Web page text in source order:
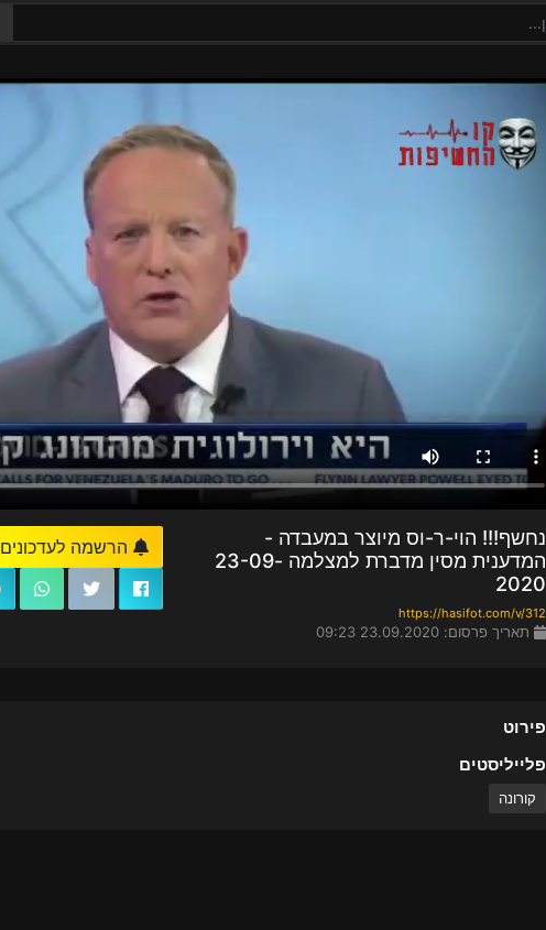
נחשף!!! הוי-ר-וס מיוצר במעבדה -
המדענית מסין מדברת למצלמה 23-09-
2020
https://hasifot.com/v/312
תאריך פרסום: 23.09.2020 09:23
הרשמה לעדכונים
פירוט
פלייליסטים
קורונה